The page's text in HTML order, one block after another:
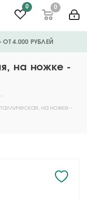
0 0
- ОТ 4.000 РУБЛЕЙ
на ножке -
-
на ножке -